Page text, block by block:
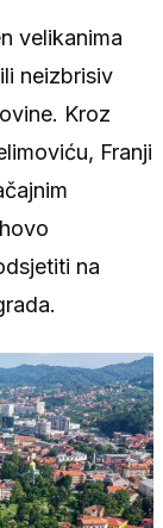
velikanima
neizbrisiv
Kroz
Franji
na